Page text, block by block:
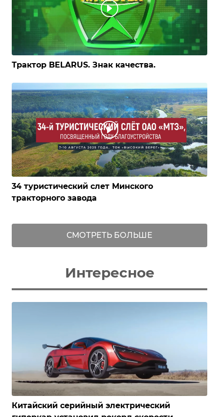
Трактор BELARUS. Знак качества.
34 туристический слет Минского
тракторного завода
СМОТРЕТЬ БОЛЬШЕ
Интересное
Китайский серийный электрический